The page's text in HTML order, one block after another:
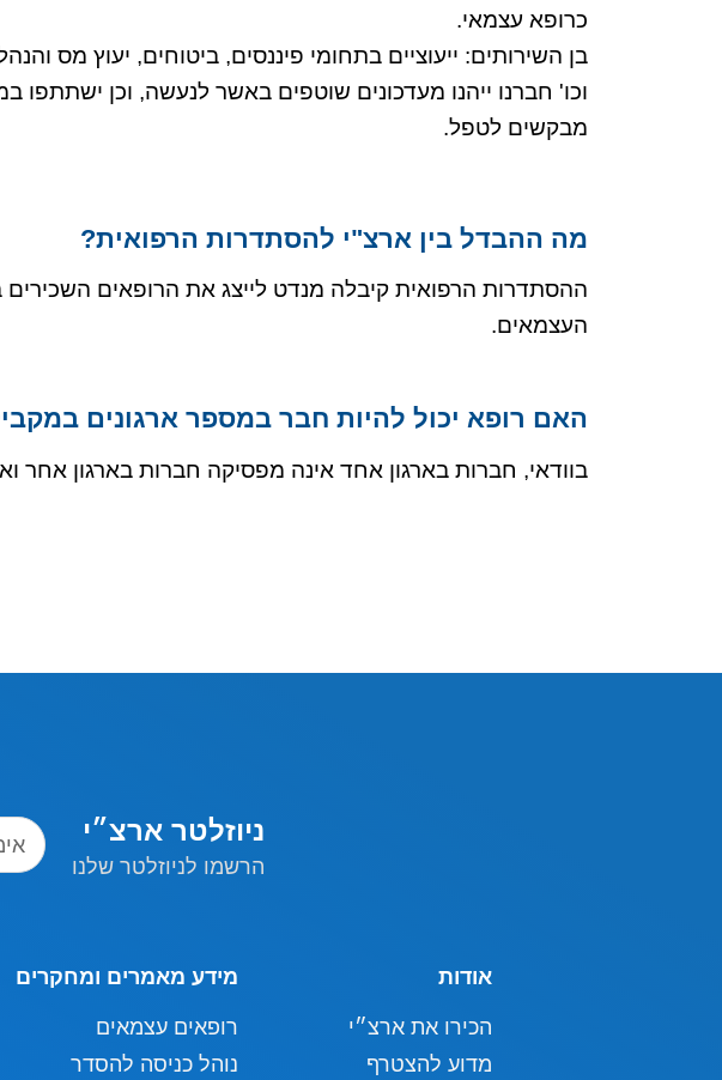
כרופא עצמאי.
בן השירותים: ייעוציים בתחומי פיננסים, ביטוחים, יעוץ מס
וכו' חברנו ייהנו מעדכונים שוטפים באשר לנעשה, וכן
מבקשים לטפל.
מה ההבדל בין ארצ"י להסתדרות הרפואית?
ההסתדרות הרפואית קיבלה מנדט לייצג את הרופאים
העצמאים.
האם רופא יכול להיות חבר במספר ארגונים
בוודאי, חברות בארגון אחד אינה מפסיקה חברות בארגון אחר
ניוזלטר ארצ״י
הרשמו לניוזלטר שלנו
אודות
הכירו את ארצ״י
מדוע להצטרף
מידע מאמרים ומחקרים
רופאים עצמאים
נוהל כניסה להסדר